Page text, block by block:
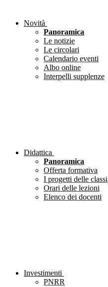
Novità
Panoramica
Le notizie
Le circolari
Calendario eventi
Albo online
Interpelli supplenze
Didattica
Panoramica
Offerta formativa
I progetti delle classi
Orari delle lezioni
Elenco dei docenti
Investimenti
PNRR